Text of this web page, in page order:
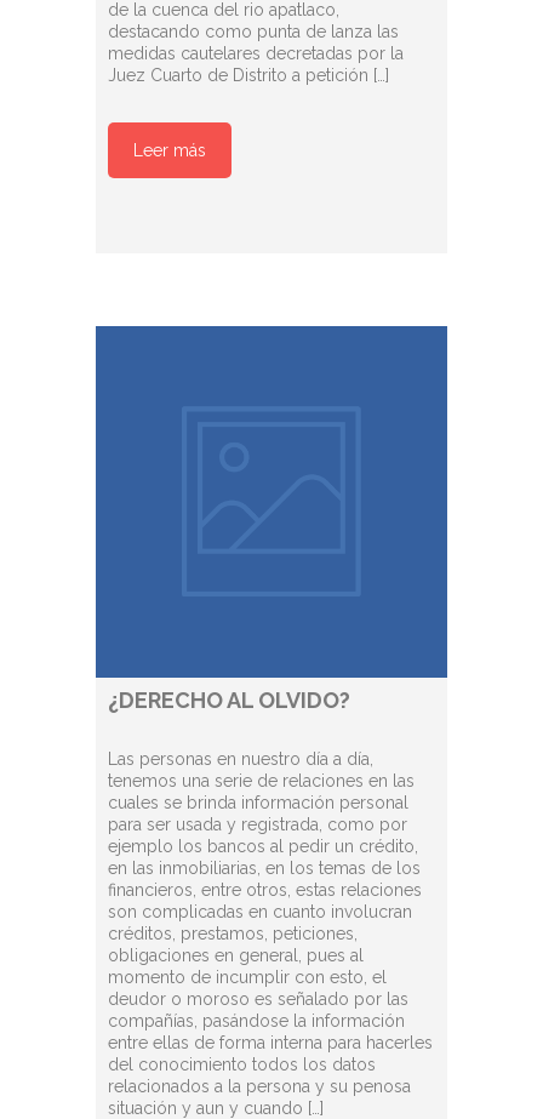
de la cuenca del rio apatlaco,
destacando como punta de lanza las
medidas cautelares decretadas por la
Juez Cuarto de Distrito a petición […]
Leer más
¿DERECHO AL OLVIDO?
Las personas en nuestro día a día,
tenemos una serie de relaciones en las
cuales se brinda información personal
para ser usada y registrada, como por
ejemplo los bancos al pedir un crédito,
en las inmobiliarias, en los temas de los
financieros, entre otros, estas relaciones
son complicadas en cuanto involucran
créditos, prestamos, peticiones,
obligaciones en general, pues al
momento de incumplir con esto, el
deudor o moroso es señalado por las
compañías, pasándose la información
entre ellas de forma interna para hacerles
del conocimiento todos los datos
relacionados a la persona y su penosa
situación y aun y cuando […]